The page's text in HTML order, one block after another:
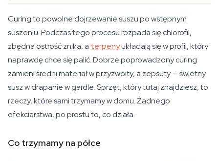
Curing to powolne dojrzewanie suszu po wstępnym
suszeniu. Podczas tego procesu rozpada się chlorofil,
zbędna ostrość znika, a terpenyukładają się w profil, który
naprawdę chce się palić. Dobrze poprowadzony curing
zamieni średni materiał w przyzwoity, a zepsuty — świetny
susz w drapanie w gardle. Sprzęt, który tutaj znajdziesz, to
rzeczy, które sami trzymamy w domu. Żadnego
efekciarstwa, po prostu to, co działa.
Co trzymamy na półce